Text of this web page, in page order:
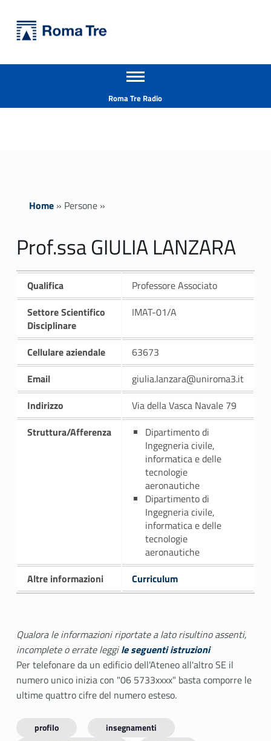
Prof.ssa GIULIA LANZARA - Università Roma Tre
Apri il menu secondario
Roma Tre Radio
Home» Persone»
Prof.ssa GIULIA LANZARA
Qualifica
Professore Associato
Settore Scientifico
Disciplinare
IMAT-01/A
Cellulare aziendale
63673
Email
giulia.lanzara@uniroma3.it
Indirizzo
Via della Vasca Navale 79
Struttura/Afferenza
Dipartimento di
Ingegneria civile,
informatica e delle
tecnologie
aeronautiche
Dipartimento di
Ingegneria civile,
informatica e delle
tecnologie
aeronautiche
Altre informazioni
Curriculum
Qualora le informazioni riportate a lato risultino assenti,
incomplete o errate leggile seguenti istruzioni
Per telefonare da un edificio dell'Ateneo all'altro SE il
numero unico inizia con "06 5733xxxx" basta comporre le
ultime quattro cifre del numero esteso.
profilo
insegnamenti